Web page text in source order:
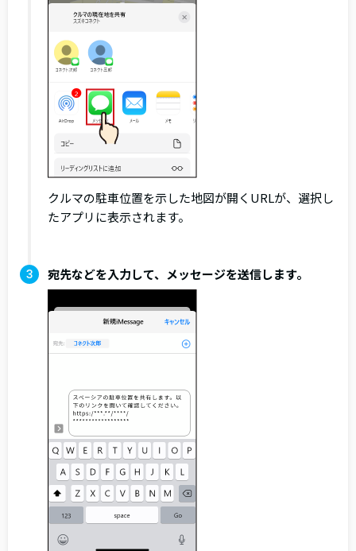
クルマの駐車位置を示した地図が開くURLが、選択し
たアプリに表示されます。
宛先などを入力して、メッセージを送信します。